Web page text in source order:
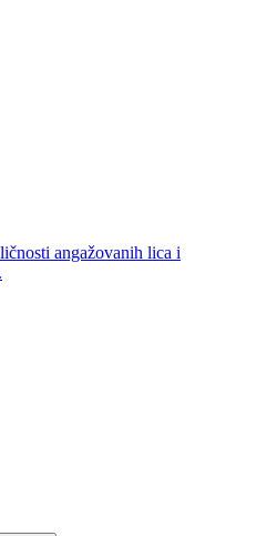
angažovanih lica i